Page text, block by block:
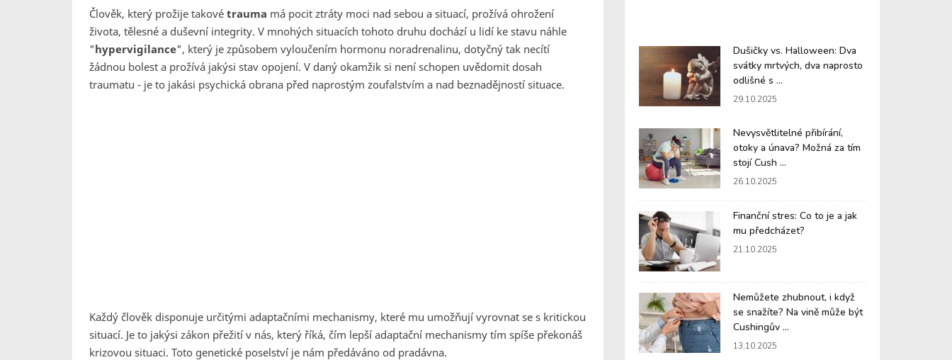
Člověk, který prožije takové trauma má pocit ztráty moci nad sebou a situací, prožívá ohrožení
života, tělesné a duševní integrity. V mnohých situacích tohoto druhu dochází u lidí ke stavu náhle
"hypervigilance", který je způsobem vyloučením hormonu noradrenalinu, dotyčný tak necítí
žádnou bolest a prožívá jakýsi stav opojení. V daný okamžik si není schopen uvědomit dosah
traumatu - je to jakási psychická obrana před naprostým zoufalstvím a nad beznadějností situace.
Každý člověk disponuje určitými adaptačními mechanismy, které mu umožňují vyrovnat se s kritickou
situací. Je to jakýsi zákon přežití v nás, který říká, čím lepší adaptační mechanismy tím spíše překonáš
krizovou situaci. Toto genetické poselství je nám předáváno od pradávna.
Dušičky vs. Halloween: Dva
svátky mrtvých, dva naprosto
odlišné s ...
29.10.2025
Nevysvětlitelné přibírání,
otoky a únava? Možná za tím
stojí Cush ...
26.10.2025
Finanční stres: Co to je a jak
mu předcházet?
21.10.2025
Nemůžete zhubnout, i když
se snažíte? Na vině může být
Cushingův ...
13.10.2025